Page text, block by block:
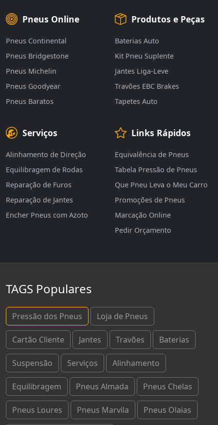
Pneus Online
Pneus Continental
Pneus Bridgestone
Pneus Michelin
Pneus Goodyear
Pneus Baratos
Produtos e Peças
Baterias Auto
Kit Pneu Suplente
Jantes Liga-Leve
Travões EBC Brakes
Tapetes Auto
Serviços
Alinhamento de Direção
Equilibragem de Rodas
Reparação de Furos
Reparação de Jantes
Encher Pneus com Azoto
Links Rápidos
Equivalência de Pneus
Tabela Pressão de Pneus
Que Pneu Leva o Meu Carro
Promoções de Pneus
Marcação Online
Pedir Orçamento
TAGS Populares
Pressão dos Pneus Loja de Pneus
Cartão Cliente Jantes Travões Baterias
Suspensão Serviços Alinhamento
Equilibragem Pneus Almada Pneus Chelas
Pneus Loures Pneus Marvila Pneus Olaias